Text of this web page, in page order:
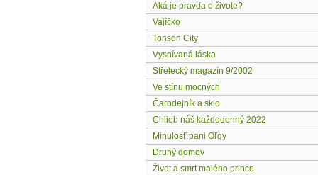
Aká je pravda o živote?
Vajíčko
Tonson City
Vysnívaná láska
Střelecký magazín 9/2002
Ve stínu mocných
Čarodejník a sklo
Chlieb náš každodenný 2022
Minulosť pani Oľgy
Druhý domov
Život a smrt malého prince